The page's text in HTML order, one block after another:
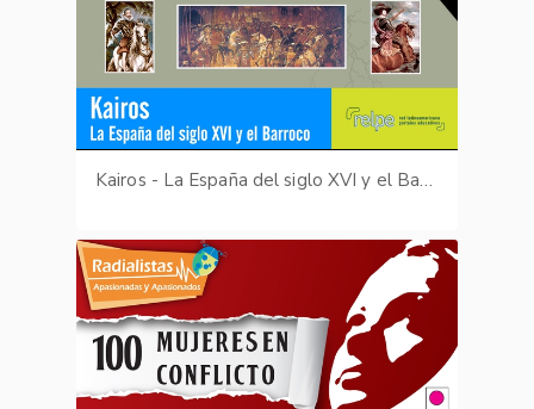
Kairos - La España del siglo XVI y el Barroco